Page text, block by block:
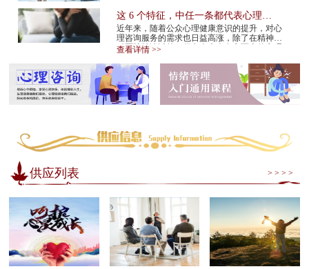
的视频在网...
这 6 个特征，中任一条都代表心理咨
询师不靠谱！赶紧换
近年来，随着公众心理健康意识的提升，对心
理咨询服务的需求也日益高涨，除了在精神专
科医院就诊以外，很多人也会在市面上的心理
备...
查看详情 >>
供应列表 > > > >